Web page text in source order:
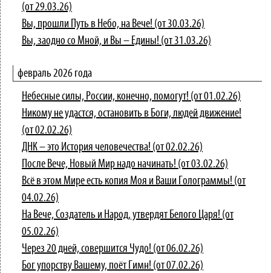
(от 29.03.26)
Вы, прошли Путь в Небо, на Вече! (от 30.03.26)
Вы, заодно со Мной, и Вы – Едины! (от 31.03.26)
февраль 2026 года
Небесные силы, России, конечно, помогут! (от 01.02.26)
Никому не удастся, остановить в Боги, людей движение!
(от 02.02.26)
ДНК – это История человечества! (от 02.02.26)
После Вече, Новый Мир надо начинать! (от 03.02.26)
Всё в этом Мире есть копия Моя и Ваши Голограммы! (от
04.02.26)
На Вече, Создатель и Народ, утвердят Белого Царя! (от
05.02.26)
Через 20 дней, совершится Чудо! (от 06.02.26)
Бог упорству Вашему, поёт Гимн! (от 07.02.26)